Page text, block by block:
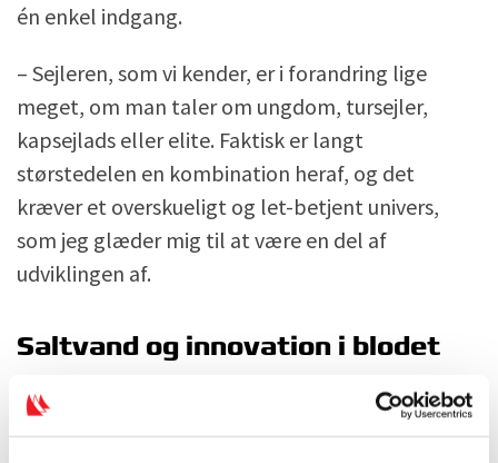
én enkel indgang.
– Sejleren, som vi kender, er i forandring lige
meget, om man taler om ungdom, tursejler,
kapsejlads eller elite. Faktisk er langt
størstedelen en kombination heraf, og det
kræver et overskueligt og let-betjent univers,
som jeg glæder mig til at være en del af
udviklingen af.
Saltvand og innovation i blodet
Chris Nørgaard har gennem de seneste seks år
været selvstændig. Han har blandt andet